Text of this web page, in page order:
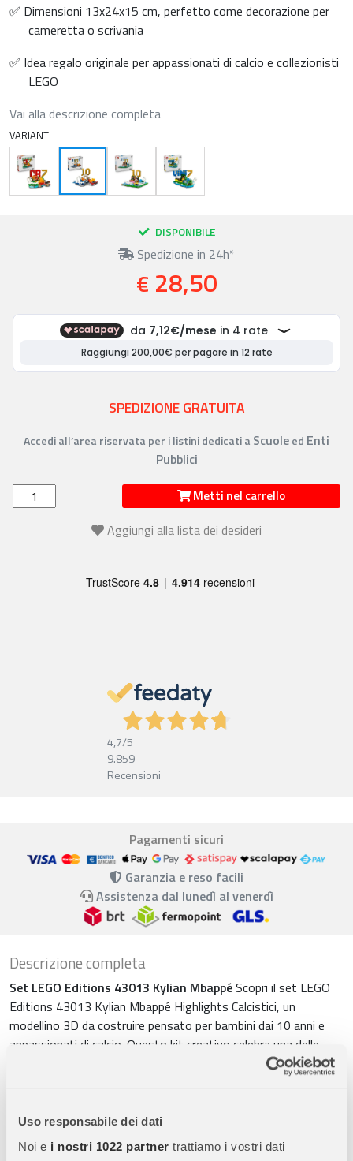
Uso responsabile dei dati
Noi e i nostri 1022 partner trattiamo i vostri dati
✅ Dimensioni 13x24x15 cm, perfetto come decorazione per
cameretta o scrivania
✅ Idea regalo originale per appassionati di calcio e collezionisti
LEGO
Vai alla descrizione completa
VARIANTI
DISPONIBILE
Spedizione in 24h*
€ 28,50
SPEDIZIONE GRATUITA
Accedi all’area riservata per i listini dedicati a Scuoleed Enti
Pubblici
Metti nel carrello
Aggiungi alla lista dei desideri
4,7/5
9.859
Recensioni
Pagamenti sicuri
Garanzia e reso facili
Assistenza dal lunedì al venerdì
Descrizione completa
Set LEGO Editions 43013 Kylian MbappéScopri il set LEGO
Editions 43013 Kylian Mbappé Highlights Calcistici, un
modellino 3D da costruire pensato per bambini dai 10 anni e
appassionati di calcio. Questo kit creativo celebra una delle
stelle più amate del calcio moderno, combinando gioco,
Tributo al campione Kylian Mbappé
talento di Kylian Mbappé con un set che richiama i colori della
nazionale francese. Il design include il numero 10 e dettagli